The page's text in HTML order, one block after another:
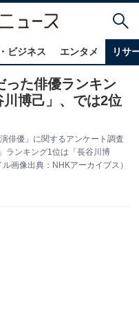
ビジネス エンタメ リサ
った俳優ランキン
博己」、では2位
俳優」に関するアンケート調査
ランキング1位は「長谷川博
画像出典：NHKアーカイブス）